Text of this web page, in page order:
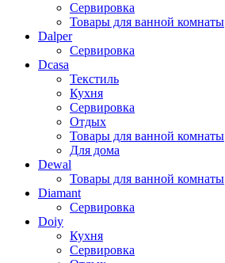
Сервировка
Товары для ванной комнаты
Dalper
Сервировка
Dcasa
Текстиль
Кухня
Сервировка
Отдых
Товары для ванной комнаты
Для дома
Dewal
Товары для ванной комнаты
Diamant
Сервировка
Doiy
Кухня
Сервировка